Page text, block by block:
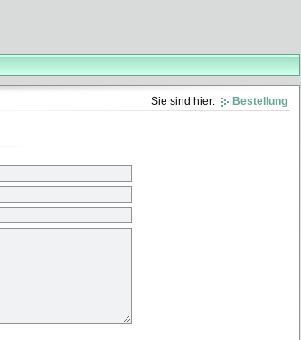
Sie sind hier: Bestellung